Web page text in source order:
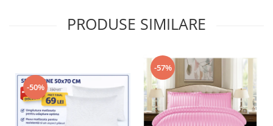
PRODUSE SIMILARE
-50%
-57%